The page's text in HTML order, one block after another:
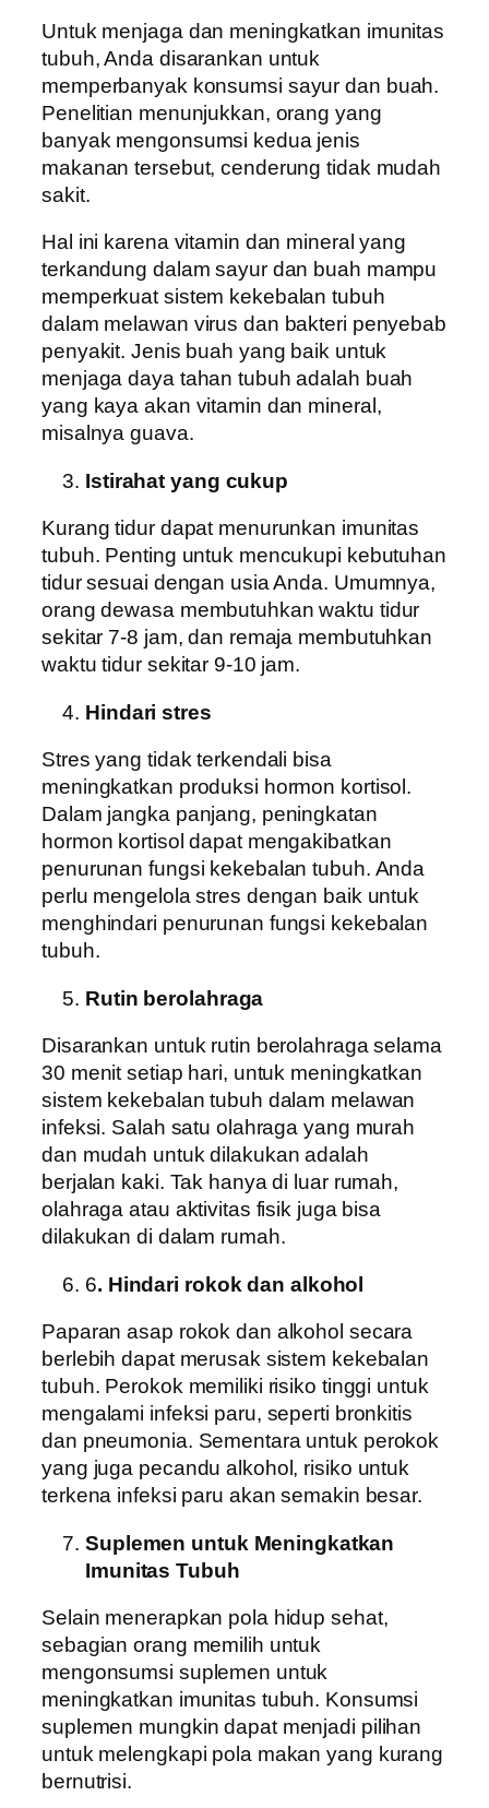
Untuk menjaga dan meningkatkan imunitas
tubuh, Anda disarankan untuk
memperbanyak konsumsi sayur dan buah.
Penelitian menunjukkan, orang yang
banyak mengonsumsi kedua jenis
makanan tersebut, cenderung tidak mudah
sakit.
Hal ini karena vitamin dan mineral yang
terkandung dalam sayur dan buah mampu
memperkuat sistem kekebalan tubuh
dalam melawan virus dan bakteri penyebab
penyakit. Jenis buah yang baik untuk
menjaga daya tahan tubuh adalah buah
yang kaya akan vitamin dan mineral,
misalnya guava.
Istirahat yang cukup
Kurang tidur dapat menurunkan imunitas
tubuh. Penting untuk mencukupi kebutuhan
tidur sesuai dengan usia Anda. Umumnya,
orang dewasa membutuhkan waktu tidur
sekitar 7-8 jam, dan remaja membutuhkan
waktu tidur sekitar 9-10 jam.
Hindari stres
Stres yang tidak terkendali bisa
meningkatkan produksi hormon kortisol.
Dalam jangka panjang, peningkatan
hormon kortisol dapat mengakibatkan
penurunan fungsi kekebalan tubuh. Anda
perlu mengelola stres dengan baik untuk
menghindari penurunan fungsi kekebalan
tubuh.
Rutin berolahraga
Disarankan untuk rutin berolahraga selama
30 menit setiap hari, untuk meningkatkan
sistem kekebalan tubuh dalam melawan
infeksi. Salah satu olahraga yang murah
dan mudah untuk dilakukan adalah
berjalan kaki. Tak hanya di luar rumah,
olahraga atau aktivitas fisik juga bisa
dilakukan di dalam rumah.
6. Hindari rokok dan alkohol
Paparan asap rokok dan alkohol secara
berlebih dapat merusak sistem kekebalan
tubuh. Perokok memiliki risiko tinggi untuk
mengalami infeksi paru, seperti bronkitis
dan pneumonia. Sementara untuk perokok
yang juga pecandu alkohol, risiko untuk
terkena infeksi paru akan semakin besar.
Suplemen untuk Meningkatkan
Imunitas Tubuh
Selain menerapkan pola hidup sehat,
sebagian orang memilih untuk
mengonsumsi suplemen untuk
meningkatkan imunitas tubuh. Konsumsi
suplemen mungkin dapat menjadi pilihan
untuk melengkapi pola makan yang kurang
bernutrisi.